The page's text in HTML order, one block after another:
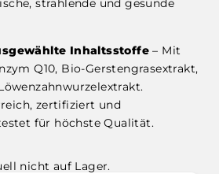
strahlende und gesunde
Inhaltsstoffe – Mit
Q10, Bio-Gerstengrasextrakt,
zertifiziert und
für höchste Qualität.
nicht auf Lager.